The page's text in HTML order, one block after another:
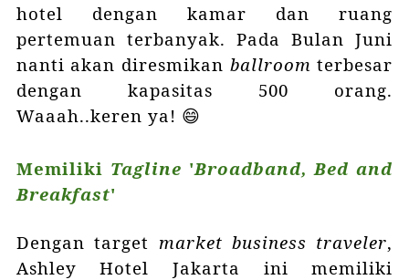
hotel dengan kamar dan ruang
pertemuan terbanyak. Pada Bulan Juni
nanti akan diresmikan ballroom terbesar
dengan kapasitas 500 orang.
Waaah..keren ya! 😄
Memiliki Tagline 'Broadband, Bed and
Breakfast'
Dengan target market business traveler,
Ashley Hotel Jakarta ini memiliki